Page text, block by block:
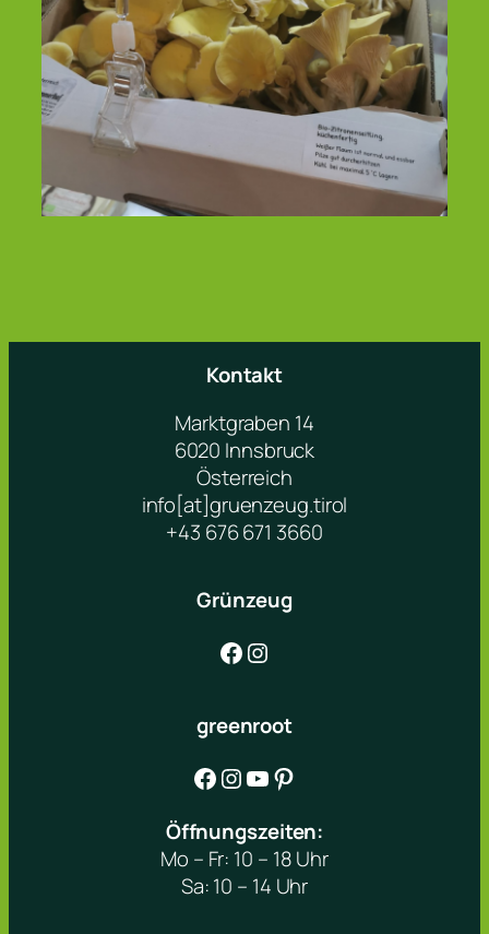
Kontakt
Marktgraben 14
6020 Innsbruck
Österreich
info[at]gruenzeug.tirol
+43 676 671 3660
Grünzeug
Facebook Instagram
greenroot
Facebook Instagram YouTube Pinterest
Öffnungszeiten:
Mo – Fr: 10 – 18 Uhr
Sa: 10 – 14 Uhr